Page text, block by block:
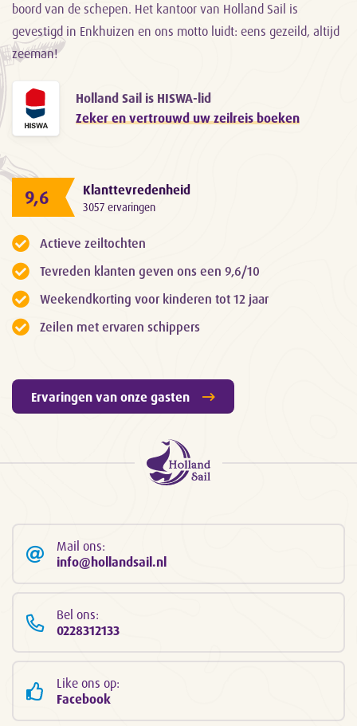
boord van de schepen. Het kantoor van Holland Sail is
gevestigd in Enkhuizen en ons motto luidt: eens gezeild, altijd
zeeman!
Holland Sail is HISWA-lid
Zeker en vertrouwd uw zeilreis boeken
9,6 Klanttevredenheid
3057 ervaringen
Actieve zeiltochten
Tevreden klanten geven ons een 9,6/10
Weekendkorting voor kinderen tot 12 jaar
Zeilen met ervaren schippers
Ervaringen van onze gasten
Mail ons:
info@hollandsail.nl
Bel ons:
0228312133
Like ons op:
Facebook